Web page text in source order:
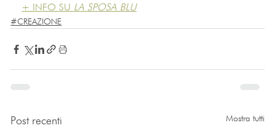
+ INFO SU LA SPOSA BLU
#CREAZIONE
Post recenti Mostra tutti